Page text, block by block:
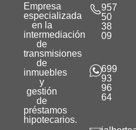
Empresa
especializada
en la
intermediación
de
transmisiones
de
inmuebles
y
gestión
de
préstamos
hipotecarios.
957
50
38
09
699
93
96
64